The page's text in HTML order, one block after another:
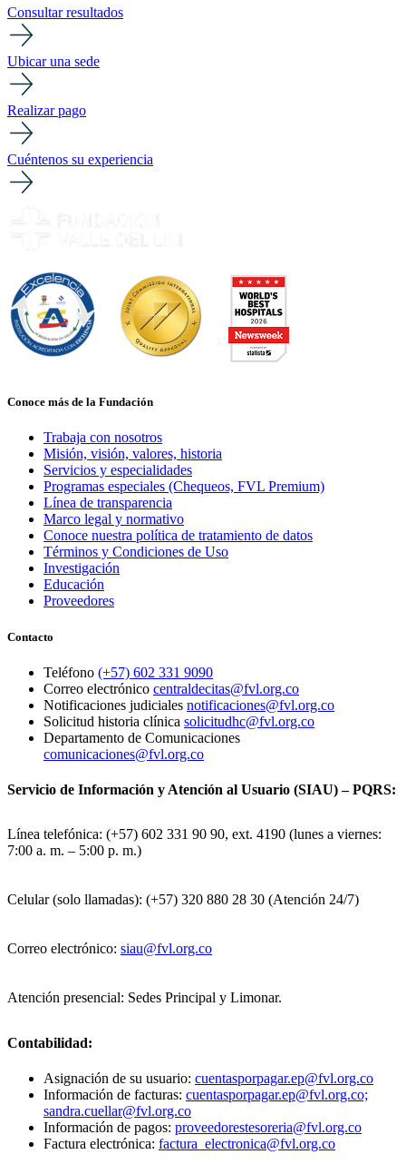
Consultar resultados
Ubicar una sede
Realizar pago
Cuéntenos su experiencia
Conoce más de la Fundación
Trabaja con nosotros
Misión, visión, valores, historia
Servicios y especialidades
Programas especiales (Chequeos, FVL Premium)
Línea de transparencia
Marco legal y normativo
Conoce nuestra política de tratamiento de datos
Términos y Condiciones de Uso
Investigación
Educación
Proveedores
Contacto
Teléfono (+57) 602 331 9090
Correo electrónico centraldecitas@fvl.org.co
Notificaciones judiciales notificaciones@fvl.org.co
Solicitud historia clínica solicitudhc@fvl.org.co
Departamento de Comunicaciones
comunicaciones@fvl.org.co
Servicio de Información y Atención al Usuario (SIAU) – PQRS:
Línea telefónica: (+57) 602 331 90 90, ext. 4190 (lunes a viernes:
7:00 a. m. – 5:00 p. m.)
Celular (solo llamadas): (+57) 320 880 28 30 (Atención 24/7)
Correo electrónico: siau@fvl.org.co
Atención presencial: Sedes Principal y Limonar.
Contabilidad:
Asignación de su usuario: cuentasporpagar.ep@fvl.org.co
Información de facturas: cuentasporpagar.ep@fvl.org.co;
sandra.cuellar@fvl.org.co
Información de pagos: proveedorestesoreria@fvl.org.co
Factura electrónica: factura_electronica@fvl.org.co